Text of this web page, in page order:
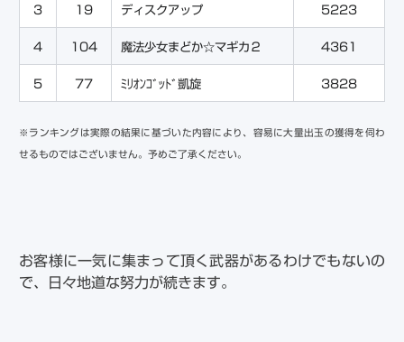
3 19 ディスクアップ 5223
4 104 魔法少女まどか☆マギカ２ 4361
5 77 ﾐﾘｵﾝｺﾞｯﾄﾞ凱旋 3828
※ランキングは実際の結果に基づいた内容により、容易に大量出玉の獲得を伺わ
せるものではございません。予めご了承ください。
お客様に一気に集まって頂く武器があるわけでもないの
で、日々地道な努力が続きます。